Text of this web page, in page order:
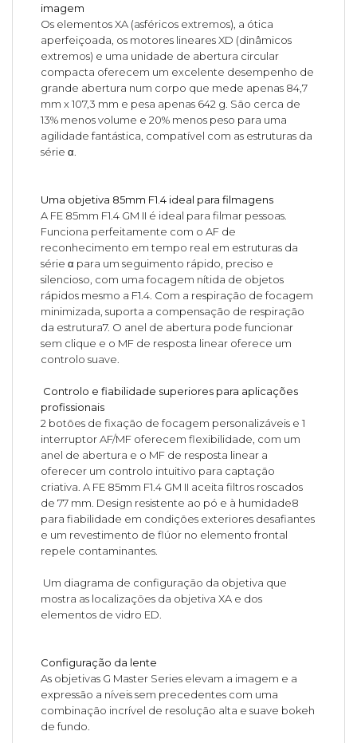
imagem
Os elementos XA (asféricos extremos), a ótica
aperfeiçoada, os motores lineares XD (dinâmicos
extremos) e uma unidade de abertura circular
compacta oferecem um excelente desempenho de
grande abertura num corpo que mede apenas 84,7
mm x 107,3 mm e pesa apenas 642 g. São cerca de
13% menos volume e 20% menos peso para uma
agilidade fantástica, compatível com as estruturas da
série α.
Uma objetiva 85mm F1.4 ideal para filmagens
A FE 85mm F1.4 GM II é ideal para filmar pessoas.
Funciona perfeitamente com o AF de
reconhecimento em tempo real em estruturas da
série α para um seguimento rápido, preciso e
silencioso, com uma focagem nítida de objetos
rápidos mesmo a F1.4. Com a respiração de focagem
minimizada, suporta a compensação de respiração
da estrutura7. O anel de abertura pode funcionar
sem clique e o MF de resposta linear oferece um
controlo suave.
Controlo e fiabilidade superiores para aplicações
profissionais
2 botões de fixação de focagem personalizáveis e 1
interruptor AF/MF oferecem flexibilidade, com um
anel de abertura e o MF de resposta linear a
oferecer um controlo intuitivo para captação
criativa. A FE 85mm F1.4 GM II aceita filtros roscados
de 77 mm. Design resistente ao pó e à humidade8
para fiabilidade em condições exteriores desafiantes
e um revestimento de flúor no elemento frontal
repele contaminantes.
Um diagrama de configuração da objetiva que
mostra as localizações da objetiva XA e dos
elementos de vidro ED.
Configuração da lente
As objetivas G Master Series elevam a imagem e a
expressão a níveis sem precedentes com uma
combinação incrível de resolução alta e suave bokeh
de fundo.